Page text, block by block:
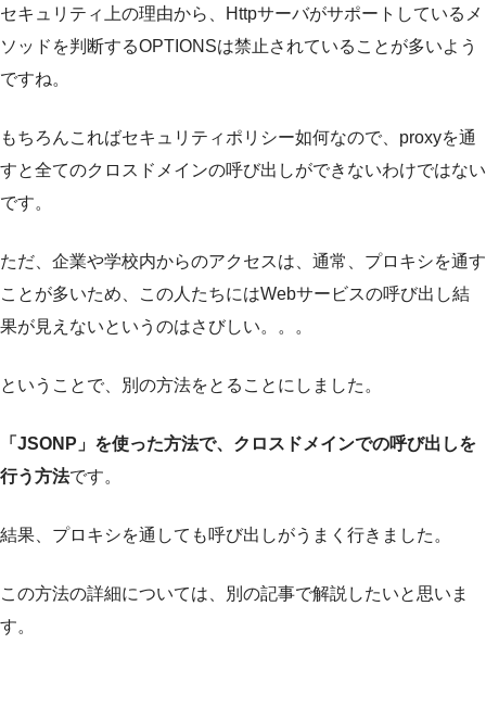
セキュリティ上の理由から、Httpサーバがサポートしているメ
ソッドを判断するOPTIONSは禁止されていることが多いよう
ですね。
もちろんこればセキュリティポリシー如何なので、proxyを通
すと全てのクロスドメインの呼び出しができないわけではない
です。
ただ、企業や学校内からのアクセスは、通常、プロキシを通す
ことが多いため、この人たちにはWebサービスの呼び出し結
果が見えないというのはさびしい。。。
ということで、別の方法をとることにしました。
「JSONP」を使った方法で、クロスドメインでの呼び出しを
行う方法です。
結果、プロキシを通しても呼び出しがうまく行きました。
この方法の詳細については、別の記事で解説したいと思いま
す。